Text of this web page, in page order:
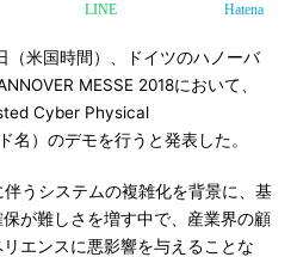
LINE Hatena
米国時間）、ドイツのハノーバ
MESSE 2018において、
Cyber Physical
名）のデモを行うと発表した。
うシステムの複雑化を背景に、基
が難しさを増す中で、産業界の顧
エンスに悪影響を与えることな